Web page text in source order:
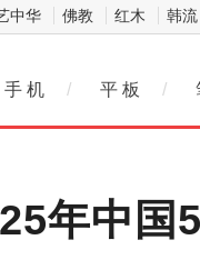
中华 佛教 红木 韩流
手 机 / 平 板 /
年中国